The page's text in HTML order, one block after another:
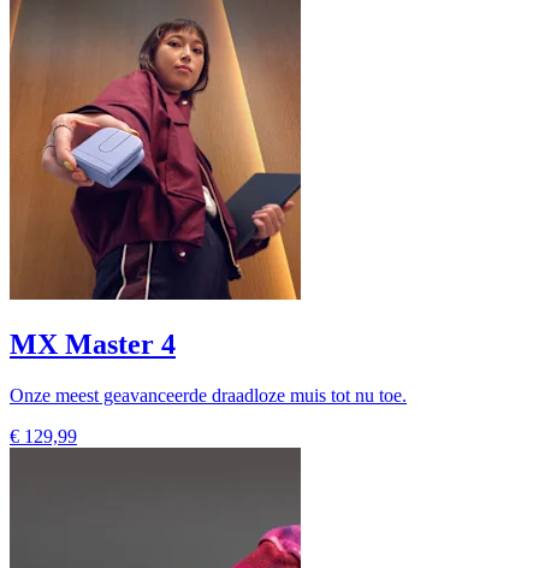
MX Master 4
Onze meest geavanceerde draadloze muis tot nu toe.
€ 129,99